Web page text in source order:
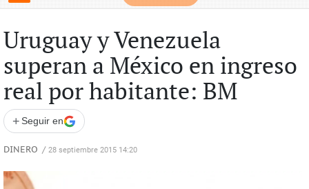
Uruguay y Venezuela
superan a México en ingreso
real por habitante: BM
+ Seguir en
DINERO / 28 septiembre 2015 14:20